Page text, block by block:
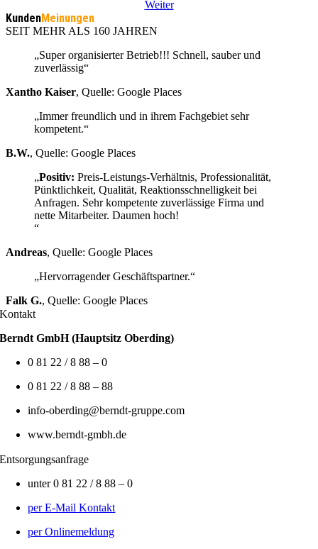
Weiter
KundenMeinungen
SEIT MEHR ALS 160 JAHREN
„Super organisierter Betrieb!!! Schnell, sauber und
zuverlässig“
Xantho Kaiser, Quelle: Google Places
„Immer freundlich und in ihrem Fachgebiet sehr
kompetent.“
B.W., Quelle: Google Places
„Positiv: Preis-Leistungs-Verhältnis, Professionalität,
Pünktlichkeit, Qualität, Reaktionsschnelligkeit bei
Anfragen. Sehr kompetente zuverlässige Firma und
nette Mitarbeiter. Daumen hoch!
“
Andreas, Quelle: Google Places
„Hervorragender Geschäftspartner.“
Falk G., Quelle: Google Places
Kontakt
Berndt GmbH (Hauptsitz Oberding)
0 81 22 / 8 88 – 0
0 81 22 / 8 88 – 88
info-oberding@berndt-gruppe.com
www.berndt-gmbh.de
Entsorgungsanfrage
unter 0 81 22 / 8 88 – 0
per E-Mail Kontakt
per Onlinemeldung